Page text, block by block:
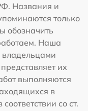
Названия и
только
обозначить
Наша
их
выполняются
в
со ст.